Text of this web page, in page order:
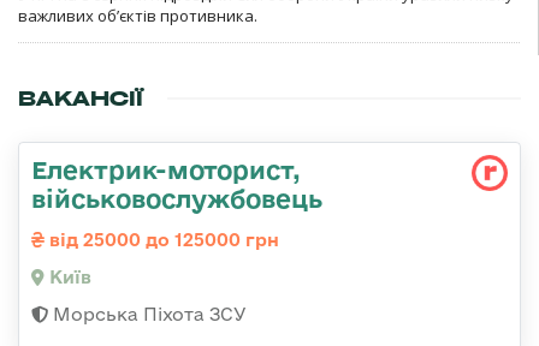
важливих об’єктів противника.
ВАКАНСІЇ
Електрик-моторист,
військовослужбовець
від 25000 до 125000 грн
Київ
Морська Піхота ЗСУ